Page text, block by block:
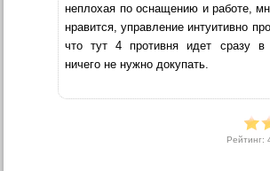
неплохая по оснащению и работе,
нравится, управление интуитивно
что тут 4 противня идет сразу в
ничего не нужно докупать.
Рейтинг: